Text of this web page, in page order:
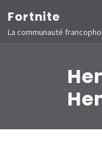
Aller
au
contenu
Fortnite
La communauté